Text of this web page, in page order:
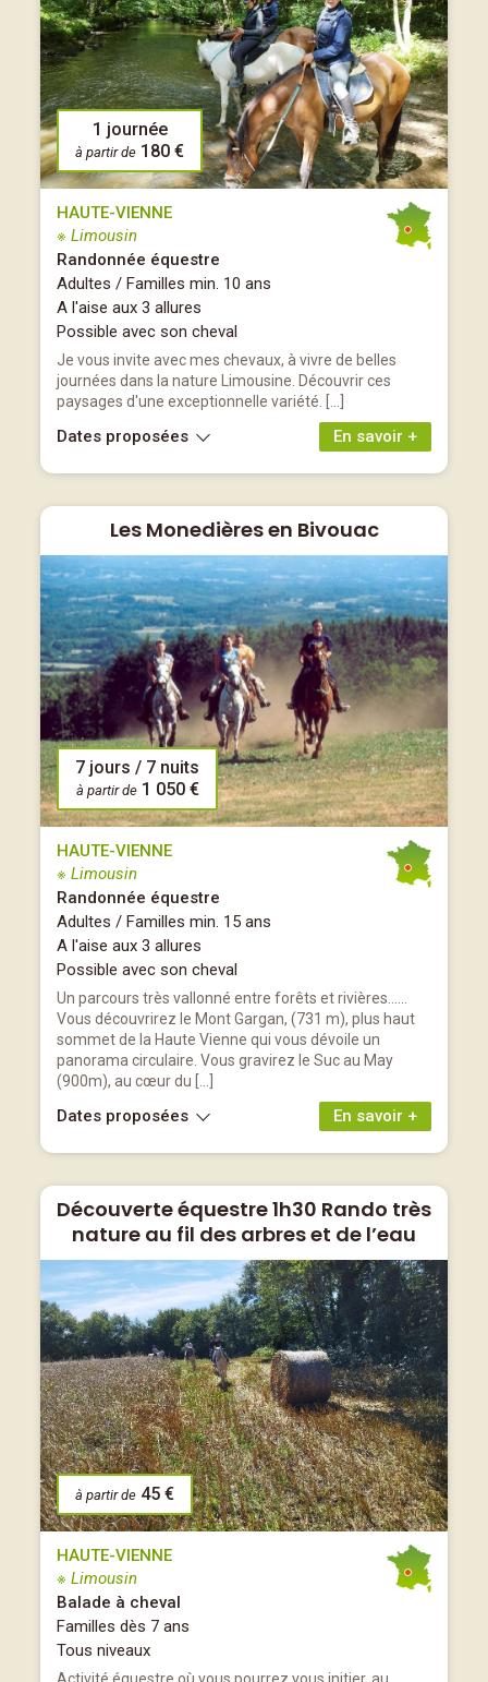
1 journée
à partir de 180 €
HAUTE-VIENNE
※ Limousin
Randonnée équestre
Adultes / Familles min. 10 ans
A l'aise aux 3 allures
Possible avec son cheval
Je vous invite avec mes chevaux, à vivre de belles
journées dans la nature Limousine. Découvrir ces
paysages d'une exceptionnelle variété. […]
En savoir +
Dates proposées
Les Monedières en Bivouac
7 jours / 7 nuits
à partir de 1 050 €
HAUTE-VIENNE
※ Limousin
Randonnée équestre
Adultes / Familles min. 15 ans
A l'aise aux 3 allures
Possible avec son cheval
Un parcours très vallonné entre forêts et rivières……
Vous découvrirez le Mont Gargan, (731 m), plus haut
sommet de la Haute Vienne qui vous dévoile un
panorama circulaire. Vous gravirez le Suc au May
(900m), au cœur du […]
En savoir +
Dates proposées
Découverte équestre 1h30 Rando très
nature au fil des arbres et de l’eau
à partir de 45 €
HAUTE-VIENNE
※ Limousin
Balade à cheval
Familles dès 7 ans
Tous niveaux